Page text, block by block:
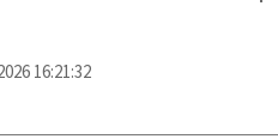
16:21:32